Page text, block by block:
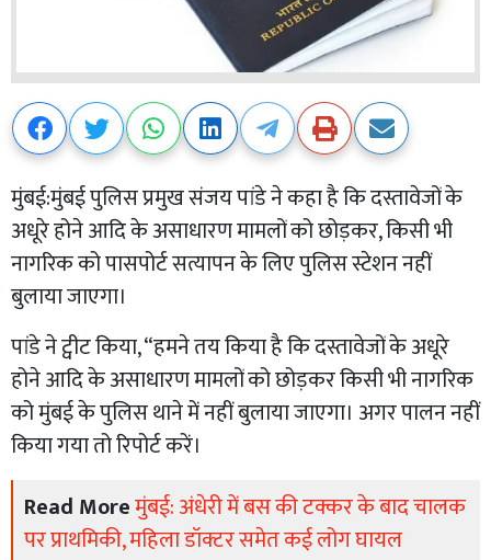
मुंबई:मुंबई पुलिस प्रमुख संजय पांडे ने कहा है कि दस्तावेजों के
अधूरे होने आदि के असाधारण मामलों को छोड़कर, किसी भी
नागरिक को पासपोर्ट सत्यापन के लिए पुलिस स्टेशन नहीं
बुलाया जाएगा।
पांडे ने ट्वीट किया, “हमने तय किया है कि दस्तावेजों के अधूरे
होने आदि के असाधारण मामलों को छोड़कर किसी भी नागरिक
को मुंबई के पुलिस थाने में नहीं बुलाया जाएगा। अगर पालन नहीं
किया गया तो रिपोर्ट करें।
Read Moreमुंबई: अंधेरी में बस की टक्कर के बाद चालक
पर प्राथमिकी, महिला डॉक्टर समेत कई लोग घायल